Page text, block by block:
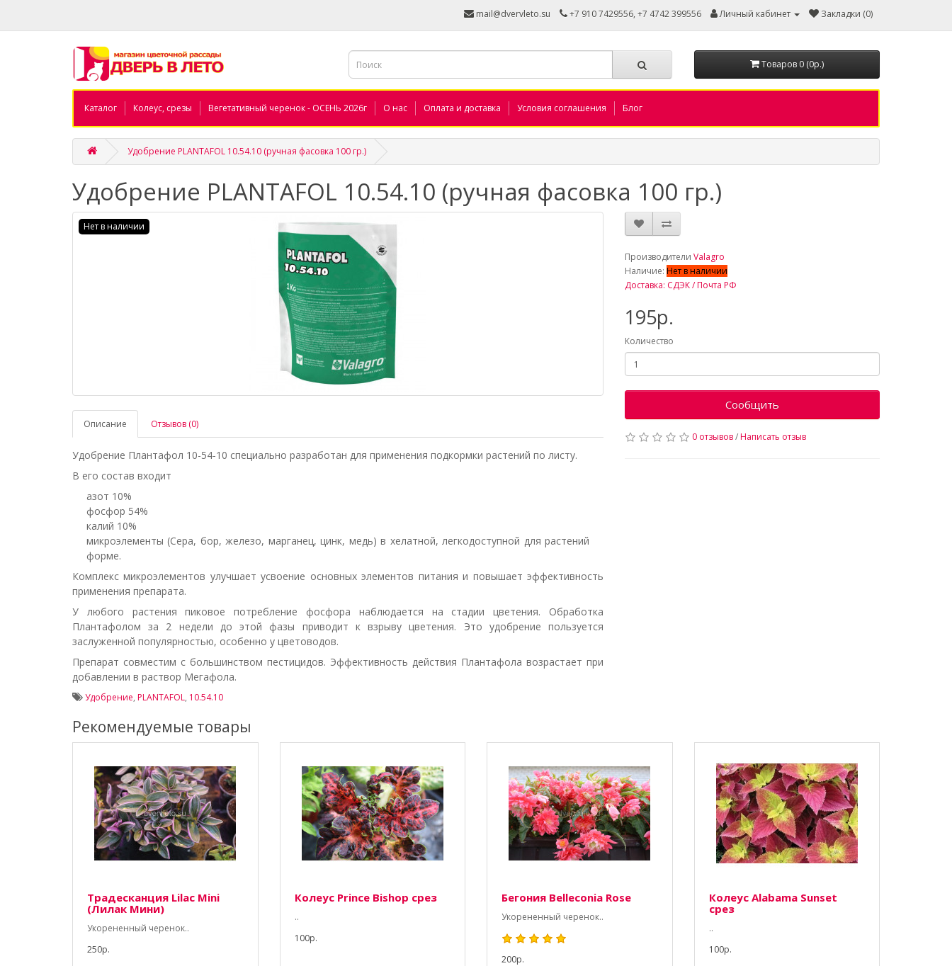
mail@dvervleto.su +7 910 7429556, +7 4742 399556 Личный кабинет Закладки (0)
Товаров 0 (0р.)
Каталог Колеус, срезы Вегетативный черенок - ОСЕНЬ 2026г О нас Оплата и доставка Условия соглашения Блог
Удобрение PLANTAFOL 10.54.10 (ручная фасовка 100 гр.)
Удобрение PLANTAFOL 10.54.10 (ручная фасовка 100 гр.)
Нет в наличии
Описание Отзывов (0)
Удобрение Плантафол 10-54-10 специально разработан для применения подкормки растений по листу.
В его состав входит
азот 10%
фосфор 54%
калий 10%
микроэлементы (Сера, бор, железо, марганец, цинк, медь) в хелатной, легкодоступной для растений
форме.
Комплекс микроэлементов улучшает усвоение основных элементов питания и повышает эффективность
применения препарата.
У любого растения пиковое потребление фосфора наблюдается на стадии цветения. Обработка
Плантафолом за 2 недели до этой фазы приводит к взрыву цветения. Это удобрение пользуется
заслуженной популярностью, особенно у цветоводов.
Препарат совместим с большинством пестицидов. Эффективность действия Плантафола возрастает при
добавлении в раствор Мегафола.
Производители Valagro
Наличие: Нет в наличии
Доставка: СДЭК / Почта РФ
195р.
Количество
Сообщить
0 отзывов/Написать отзыв
Удобрение, PLANTAFOL, 10.54.10
Рекомендуемые товары
Традесканция Lilac Mini
(Лилак Мини)
Укорененный черенок..
250р.
Колеус Prince Bishop срез
..
100р.
Бегония Belleconia Rose
Укорененный черенок..
200р.
Колеус Alabama Sunset
срез
..
100р.